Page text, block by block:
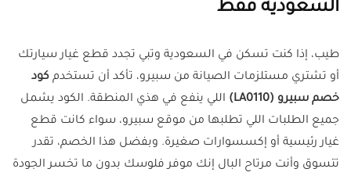
السعودية فقط
طيب، إذا كنت تسكن في السعودية وتبي تجدد قطع غيار سيارتك
أو تشتري مستلزمات الصيانة من سبيرو، تأكد أن تستخدم كود
خصم سبيرو (LA0110)
اللي ينفع في هذي المنطقة. الكود يشمل
جميع الطلبات اللي تطلبها من موقع سبيرو، سواء كانت قطع
غيار رئيسية أو إكسسوارات صغيرة. وبفضل هذا الخصم، تقدر
تتسوق وأنت مرتاح البال إنك موفر فلوسك بدون ما تخسر الجودة